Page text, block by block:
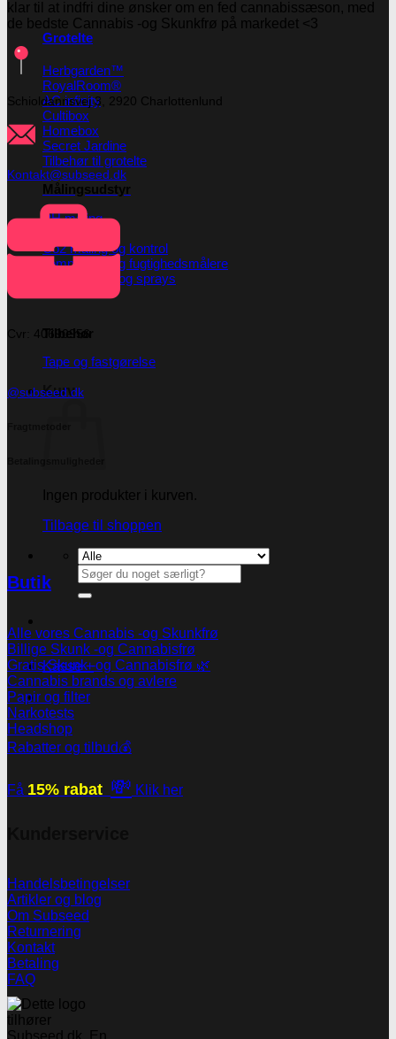
Grotelte
Herbgarden™
RoyalRoom®
AC infinity
Cultibox
Homebox
Secret Jardine
Tilbehør til grotelte
Målingsudstyr
PH måling
Co2 måling og kontrol
Temperatur og fugtighedsmålere
Målebægere og sprays
Tilbehør
Tape og fastgørelse
Kurv
Ingen produkter i kurven.
Tilbage til shoppen
Søg
efter:
Kasse +
klar til at indfri dine ønsker om en fed cannabissæson, med
de bedste Cannabis -og Skunkfrø på markedet <3
Schioldannsvej 3, 2920 Charlottenlund
Kontakt@subseed.dk
Cvr: 40690956
@subseed.dk
Butik
Alle vores Cannabis -og Skunkfrø
Billige Skunk -og Cannabisfrø
Gratis Skunk -og Cannabisfrø 🌿
Cannabis brands og avlere
Papir og filter
Narkotests
Headshop
Rabatter og tilbud💰
Få 15% rabat 💸 Klik her
Handelsbetingelser
Artikler og blog
Om Subseed
Returnering
Kontakt
Betaling
FAQ